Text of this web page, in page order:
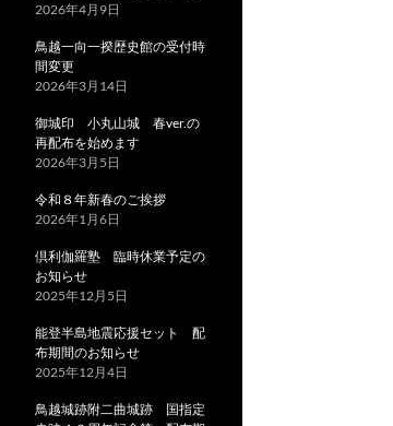
2026年4月9日
鳥越一向一揆歴史館の受付時
間変更
2026年3月14日
御城印 小丸山城 春ver.の
再配布を始めます
2026年3月5日
令和８年新春のご挨拶
2026年1月6日
倶利伽羅塾 臨時休業予定の
お知らせ
2025年12月5日
能登半島地震応援セット 配
布期間のお知らせ
2025年12月4日
鳥越城跡附二曲城跡 国指定